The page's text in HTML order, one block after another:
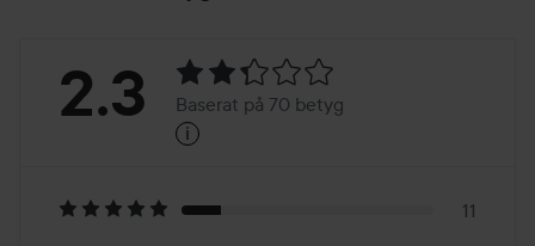
Betyg:
Baserat
2.3 Baserat på 70 betyg
i
11